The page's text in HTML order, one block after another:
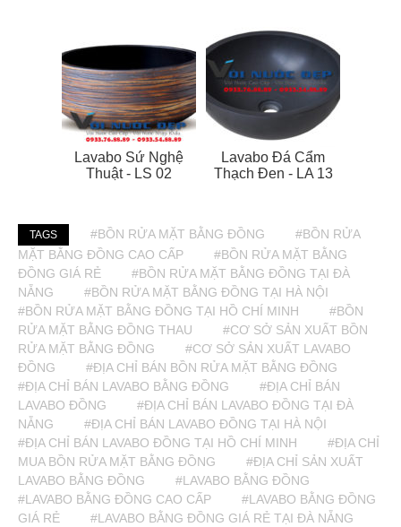
Lavabo Sứ Nghệ
Thuật - LS 02
Lavabo Đá Cẩm
Thạch Đen - LA 13
TAGS #BỒN RỬA MẶT BẰNG ĐỒNG
#BỒN RỬA
MẶT BẰNG ĐỒNG CAO CẤP
#BỒN RỬA MẶT BẰNG
ĐỒNG GIÁ RẺ
#BỒN RỬA MẶT BẰNG ĐỒNG TẠI ĐÀ
NẴNG
#BỒN RỬA MẶT BẰNG ĐỒNG TẠI HÀ NỘI
#BỒN RỬA MẶT BẰNG ĐỒNG TẠI HỒ CHÍ MINH
#BỒN
RỬA MẶT BẰNG ĐỒNG THAU
#CƠ SỞ SẢN XUẤT BỒN
RỬA MẶT BẰNG ĐỒNG
#CƠ SỞ SẢN XUẤT LAVABO
ĐỒNG
#ĐỊA CHỈ BÁN BỒN RỬA MẶT BẰNG ĐỒNG
#ĐỊA CHỈ BÁN LAVABO BẰNG ĐỒNG
#ĐỊA CHỈ BÁN
LAVABO ĐỒNG
#ĐỊA CHỈ BÁN LAVABO ĐỒNG TẠI ĐÀ
NẴNG
#ĐỊA CHỈ BÁN LAVABO ĐỒNG TẠI HÀ NỘI
#ĐỊA CHỈ BÁN LAVABO ĐỒNG TẠI HỒ CHÍ MINH
#ĐỊA CHỈ
MUA BỒN RỬA MẶT BẰNG ĐỒNG
#ĐỊA CHỈ SẢN XUẤT
LAVABO BẰNG ĐỒNG
#LAVABO BẰNG ĐỒNG
#LAVABO BẰNG ĐỒNG CAO CẤP
#LAVABO BẰNG ĐỒNG
GIÁ RẺ
#LAVABO BẰNG ĐỒNG GIÁ RẺ TẠI ĐÀ NẴNG